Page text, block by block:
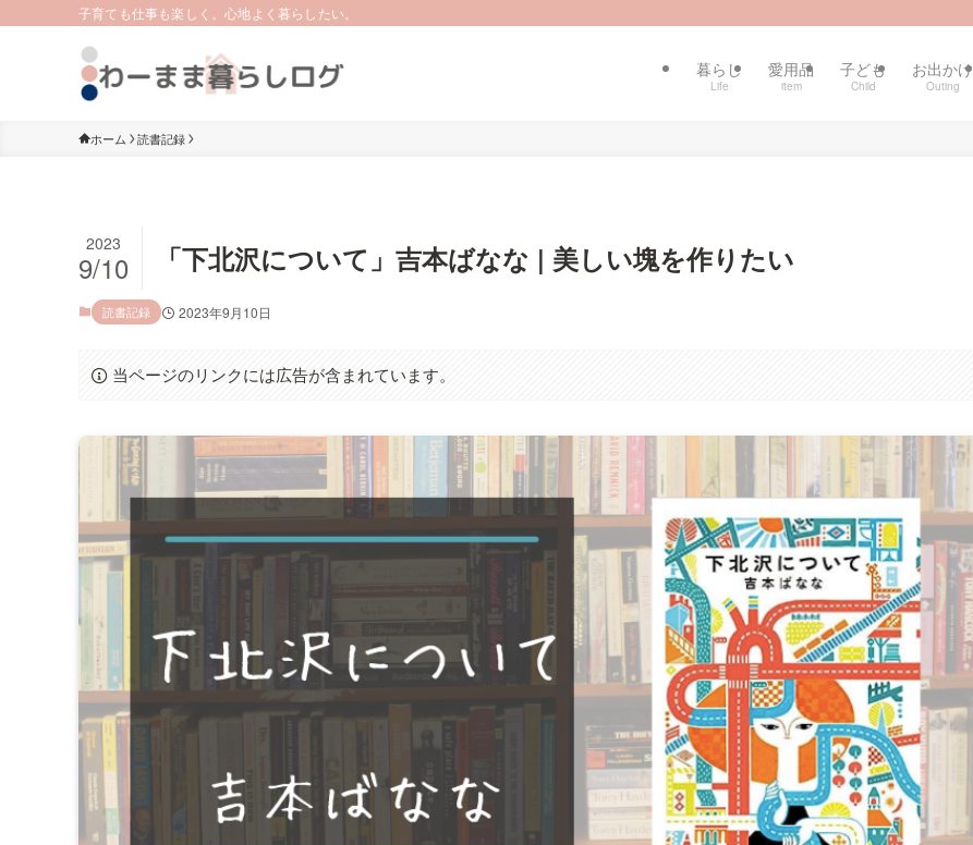
子育ても仕事も楽しく。心地よく暮らしたい。
暮らし
Life
愛用品
item
子ども
Child
お出かけ
Outing
ホーム 読書記録
「下北沢について」吉本ばなな | 美しい塊を作りたい
2023
9/10
読書記録 2023年9月10日
当ページのリンクには広告が含まれています。